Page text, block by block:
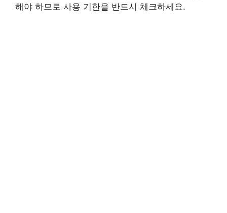
해야 하므로 사용 기한을 반드시 체크하세요.